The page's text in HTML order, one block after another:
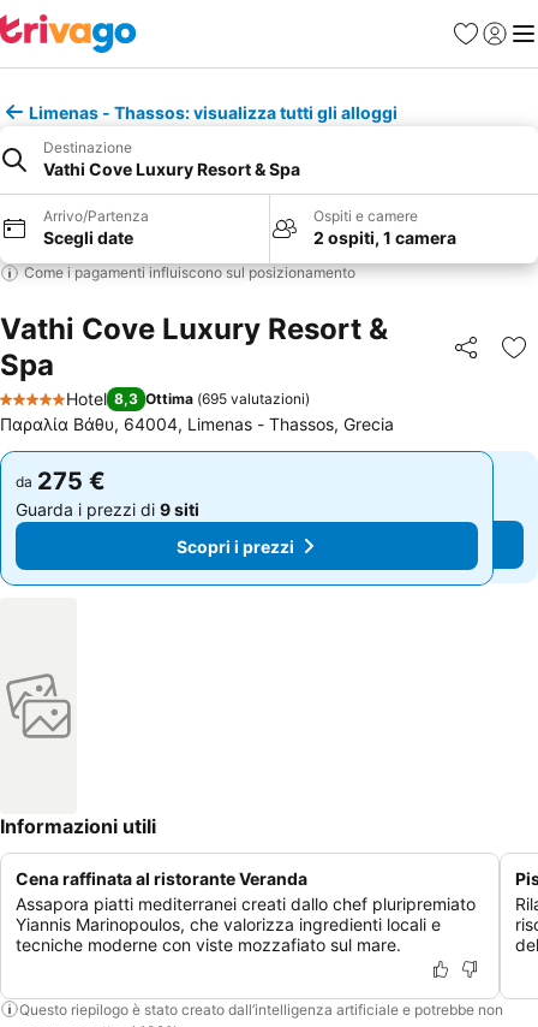
PreferitiAccedi
Limenas - Thassos: visualizza tutti gli alloggi
Destinazione
Vathi Cove Luxury Resort & Spa
Arrivo/Partenza
Scegli date
Ospiti e camere
2 ospiti, 1 camera
Come i pagamenti influiscono sul posizionamento
Vathi Cove Luxury Resort &
Spa
Condividi
5 Stelle
Hotel 8,3 Ottima (695 valutazioni)
Παραλία Βάθυ, 64004, Limenas - Thassos, Grecia
da 275 €
Guarda i prezzi di 9 siti
Scopri i prezzi
da 275 €
Guarda i prezzi di 9 siti
Scopri i prezzi
Informazioni utili
Cena raffinata al ristorante Veranda
Assapora piatti mediterranei creati dallo chef pluripremiato
Yiannis Marinopoulos, che valorizza ingredienti locali e
tecniche moderne con viste mozzafiato sul mare.
Questo riepilogo è stato creato dall’intelligenza artificiale e potrebbe non